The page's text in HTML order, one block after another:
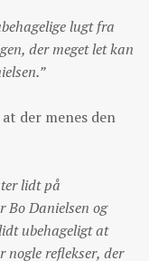
lugt fra
der meget let kan
der menes den
lidt på
Bo Danielsen og
ubehageligt at
nogle reflekser, der